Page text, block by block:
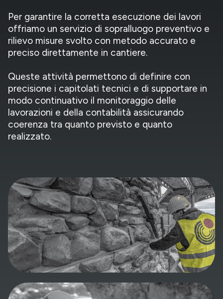
Per garantire la corretta esecuzione dei lavori
offriamo un servizio di sopralluogo preventivo e
rilievo misure svolto con metodo accurato e
preciso direttamente in cantiere.
Queste attività permettono di definire con
precisione i capitolati tecnici e di supportare in
modo continuativo il monitoraggio delle
lavorazioni e della contabilità assicurando
coerenza tra quanto previsto e quanto